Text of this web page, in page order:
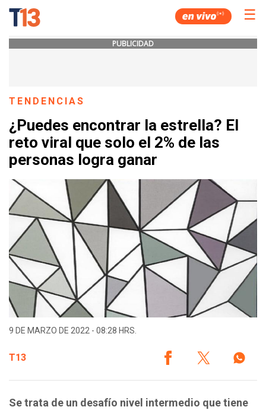
☰
PUBLICIDAD
TENDENCIAS
¿Puedes encontrar la estrella? El
reto viral que solo el 2% de las
personas logra ganar
9 DE MARZO DE 2022 - 08:28 HRS.
T13
Se trata de un desafío nivel intermedio que tiene